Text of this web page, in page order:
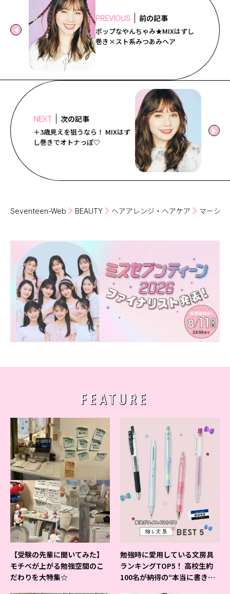
PREVIOUS 前の記事
ポップなやんちゃみ★MIXはずし
巻き×スト系みつあみヘア
NEXT 次の記事
＋3歳見えを狙うなら！ MIXはず
し巻きでオトナっぽ♡
Seventeen-Web BEAUTY ヘアアレンジ・ヘアケア マーシ
FEATURE
【受験の先輩に聞いてみた】
モチベが上がる勉強空間のこ
だわりを大特集☆
勉強時に愛用している文房具
ランキングTOP5！ 高校生約
100名が納得の“本当に書きや